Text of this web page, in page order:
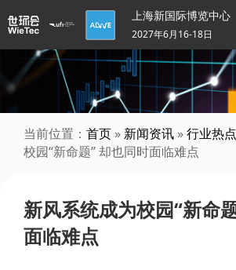
上海新国际博览中心
2027年6月16-18日
当前位置： 首页 » 新闻资讯 »行业热点
校园“新命题” 却也同时面临难点
新风系统成为校园“新命
面临难点